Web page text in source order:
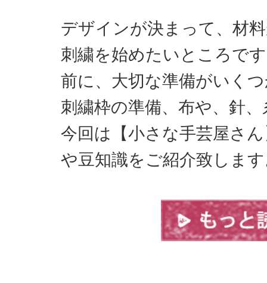
デザインが決まって、材
刺繍を始めたいところで
前に、大切な準備がいく
刺繍枠の準備、布や、針
今回は【小さな手芸屋さ
や豆知識をご紹介致しま